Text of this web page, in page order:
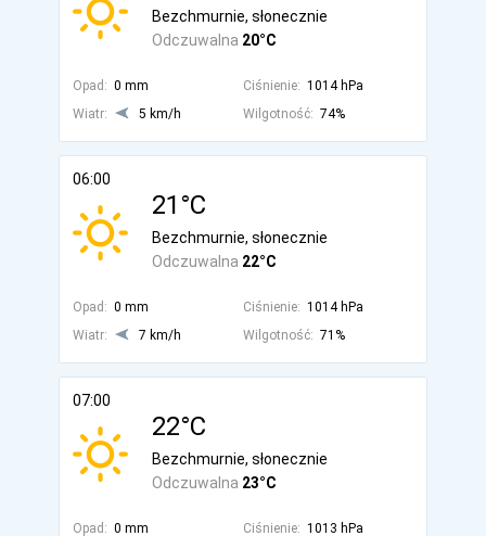
Odczuwalna 20°C
Bezchmurnie, słonecznie
Opad: 0 mm Ciśnienie: 1014 hPa
Wiatr:
5 km/h Wilgotność: 74%
06:00
21°C
Odczuwalna 22°C
Bezchmurnie, słonecznie
Opad: 0 mm Ciśnienie: 1014 hPa
Wiatr:
7 km/h Wilgotność: 71%
07:00
22°C
Odczuwalna 23°C
Bezchmurnie, słonecznie
Opad: 0 mm Ciśnienie: 1013 hPa